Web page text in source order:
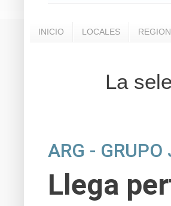
INICIO LOCALES
La
ARG -
Llega